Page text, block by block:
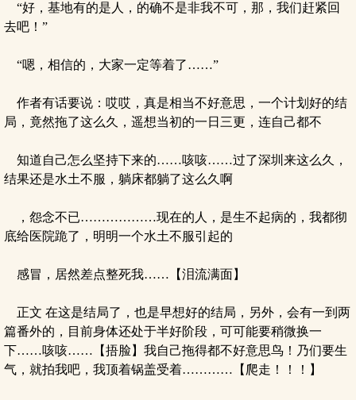
“好，基地有的是人，的确不是非我不可，那，我们赶紧回
去吧！”
“嗯，相信的，大家一定等着了……”
作者有话要说：哎哎，真是相当不好意思，一个计划好的结
局，竟然拖了这么久，遥想当初的一日三更，连自己都不
知道自己怎么坚持下来的……咳咳……过了深圳来这么久，
结果还是水土不服，躺床都躺了这么久啊
，怨念不已………………现在的人，是生不起病的，我都彻
底给医院跪了，明明一个水土不服引起的
感冒，居然差点整死我……【泪流满面】
正文 在这是结局了，也是早想好的结局，另外，会有一到两
篇番外的，目前身体还处于半好阶段，可可能要稍微换一
下……咳咳……【捂脸】我自己拖得都不好意思鸟！乃们要生
气，就拍我吧，我顶着锅盖受着…………【爬走！！！】